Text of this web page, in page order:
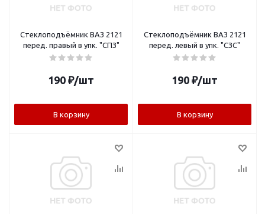
Стеклоподъёмник ВАЗ 2121
перед. правый в упк. "СПЗ"
190 ₽/шт
В корзину
Стеклоподъёмник ВАЗ 2121
перед. левый в упк. "СЗС"
190 ₽/шт
В корзину